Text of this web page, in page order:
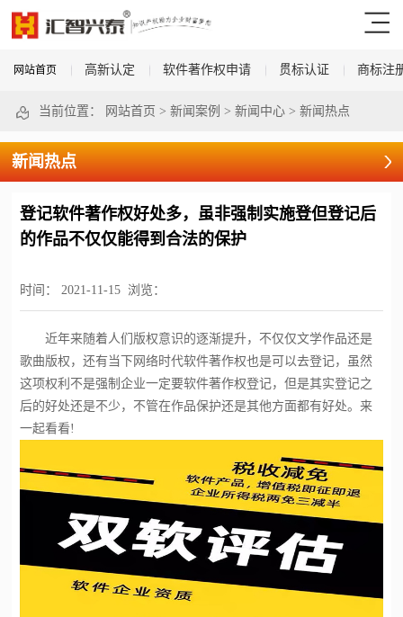
网站首页 高新认定 软件著作权申请 贯标认证 商标注
当前位置： 网站首页 > 新闻案例 > 新闻中心> 新闻热点
新闻热点
登记软件著作权好处多，虽非强制实施登但登记后
的作品不仅仅能得到合法的保护
时间： 2021-11-15 浏览：
近年来随着人们版权意识的逐渐提升，不仅仅文学作品还是
歌曲版权，还有当下网络时代软件著作权也是可以去登记，虽然
这项权利不是强制企业一定要软件著作权登记，但是其实登记之
后的好处还是不少，不管在作品保护还是其他方面都有好处。来
一起看看!